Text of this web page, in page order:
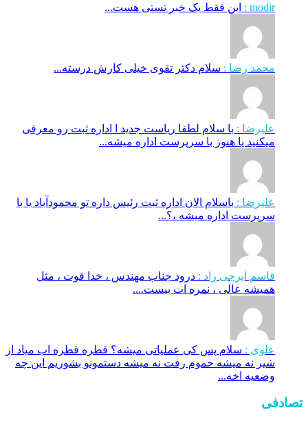
modir : این فقط یک خبر تستی هست...
محمد رضا : سلام دکتر تقوی خیلی کارش درسته...
علیرضا : با سلام لطفا ریاست جدید ا اداره ثبت‌ رو معرفی
میکنید یا هنوز با سرپرست اداره‌ میشه...
علیرضا : باسلام الان اداره ثبت رئیس داره تو محمودآباد یا با
سرپرست اداره میشه ،؟...
قاسم ایرجی راد : درود جناب مهندس ، خدا قوت ، مثل
همیشه عالی ، نمره ات بیست....
علوی : سلام پس کی عملیاتی میشه؟ قطره قطره اب میاد از
شیر نه میشه حموم رفت نه میشه دستمونو بشوریم این چه
وضعیه اخه...
تصادفی